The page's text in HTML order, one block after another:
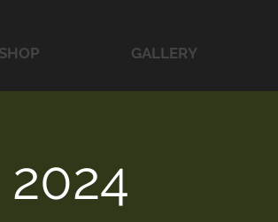
GALLERY